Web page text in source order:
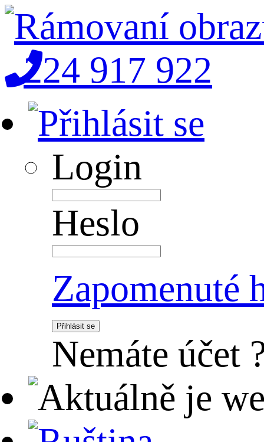
224 917 922
Login
Heslo
Zapomenuté
Přihlásit se
Nemáte účet